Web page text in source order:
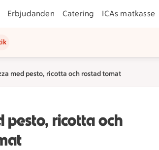
Erbjudanden Catering ICAs matkasse
med pesto, ricotta och rostad tomat
pesto, ricotta och